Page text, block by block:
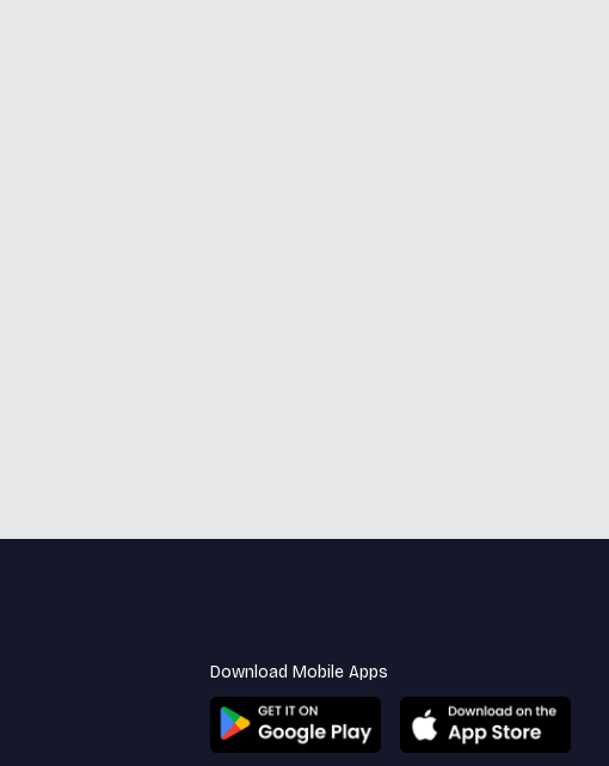
Download Mobile Apps